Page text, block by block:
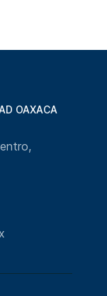
OAXACA